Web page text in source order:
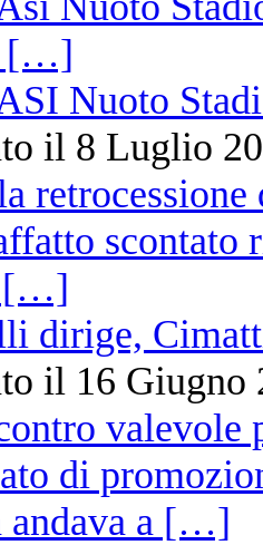
Nuoto
il 8 Luglio
dirige,
il 16 Giugno